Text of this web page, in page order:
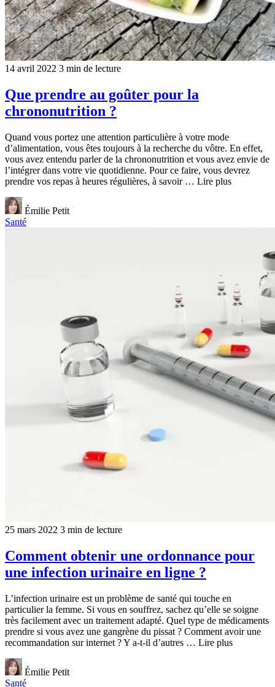
14 avril 2022 3 min de lecture
Que prendre au goûter pour la
chrononutrition ?
Quand vous portez une attention particulière à votre mode
d’alimentation, vous êtes toujours à la recherche du vôtre. En effet,
vous avez entendu parler de la chrononutrition et vous avez envie de
l’intégrer dans votre vie quotidienne. Pour ce faire, vous devrez
prendre vos repas à heures régulières, à savoir … Lire plus
Émilie Petit
Santé
25 mars 2022 3 min de lecture
Comment obtenir une ordonnance pour
une infection urinaire en ligne ?
L’infection urinaire est un problème de santé qui touche en
particulier la femme. Si vous en souffrez, sachez qu’elle se soigne
très facilement avec un traitement adapté. Quel type de médicaments
prendre si vous avez une gangrène du pissat ? Comment avoir une
recommandation sur internet ? Y a-t-il d’autres … Lire plus
Émilie Petit
Santé